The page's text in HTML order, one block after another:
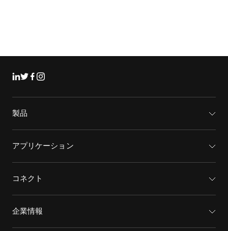
リンクトイン
ツイッター
フェイスブック
インスタグラム
製品
質量分析計
キャピラリー電気泳動機器
HPLC製品
イオンモビリティ
イオンソース
アプリケーション
医薬品/バイオ医薬品
環境分析
生物医学およびオミックス研究
コネクト
サポート
トレーニング
企業情報
SCIEXについて